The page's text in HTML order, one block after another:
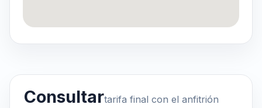
Consultartarifa final con el anfitrión